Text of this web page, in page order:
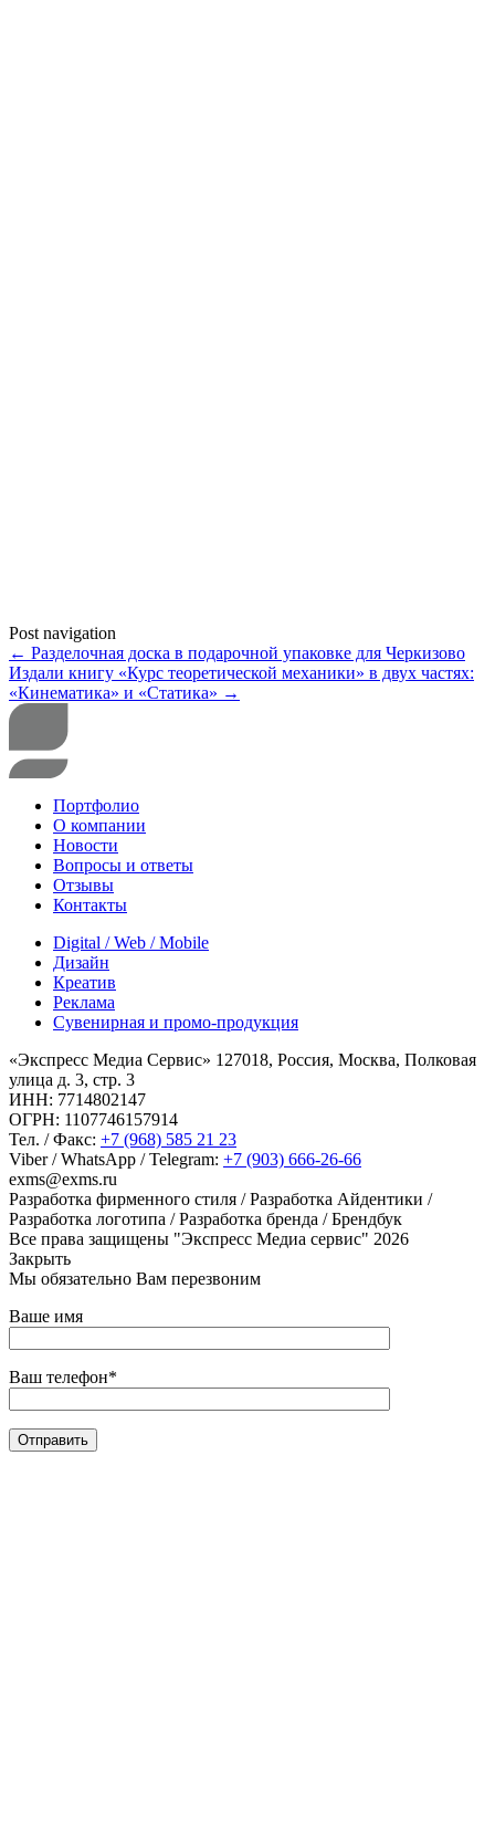
Post navigation
← Разделочная доска в подарочной упаковке для Черкизово
Издали книгу «Курс теоретической механики» в двух частях:
«Кинематика» и «Статика» →
Портфолио
О компании
Новости
Вопросы и ответы
Отзывы
Контакты
Digital / Web / Mobile
Дизайн
Креатив
Реклама
Сувенирная и промо-продукция
«Экспресс Медиа Сервис» 127018, Россия, Москва, Полковая
улица д. 3, стр. 3
ИНН: 7714802147
ОГРН: 1107746157914
Тел. / Факс: +7 (968) 585 21 23
Viber / WhatsApp / Telegram: +7 (903) 666-26-66
exms@exms.ru
Разработка фирменного стиля / Разработка Айдентики /
Разработка логотипа / Разработка бренда / Брендбук
Все права защищены "Экспресс Медиа сервис" 2026
Закрыть
Мы обязательно Вам перезвоним
Ваше имя
Ваш телефон*